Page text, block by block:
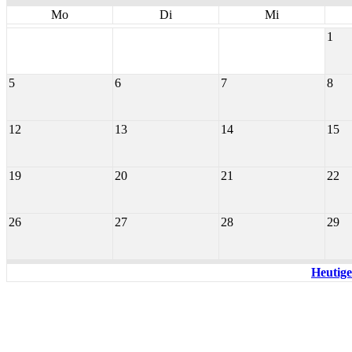
Mo
Di
Mi
1
5 6 7 8
12 13 14 15
19 20 21 22
26 27 28 29